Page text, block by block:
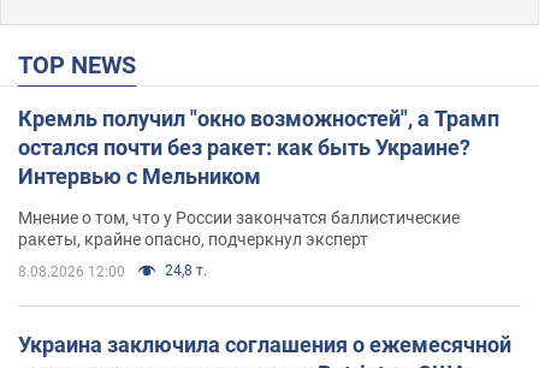
TOP NEWS
Кремль получил "окно возможностей", а Трамп
остался почти без ракет: как быть Украине?
Интервью с Мельником
Мнение о том, что у России закончатся баллистические
ракеты, крайне опасно, подчеркнул эксперт
8.08.2026 12:00 24,8 т.
Украина заключила соглашения о ежемесячной